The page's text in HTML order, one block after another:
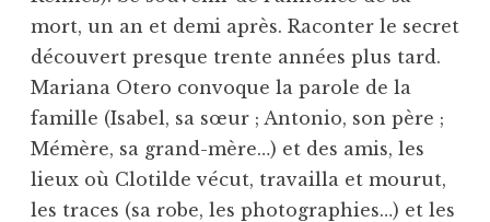
mort, un an et demi après. Raconter le secret
découvert presque trente années plus tard.
Mariana Otero convoque la parole de la
famille (Isabel, sa sœur ; Antonio, son père ;
Mémère, sa grand-mère…) et des amis, les
lieux où Clotilde vécut, travailla et mourut,
les traces (sa robe, les photographies…) et les